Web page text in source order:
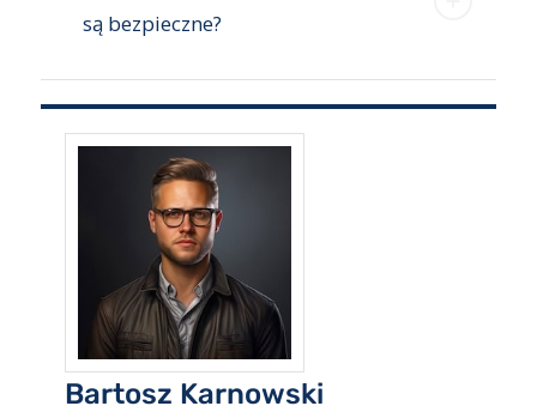
są bezpieczne?
Bartosz Karnowski